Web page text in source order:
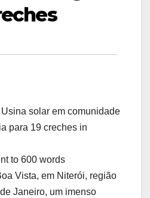
solar em comunidade
para 19 creches in
to 600 words
Vista, em Niterói, região
Janeiro, um imenso